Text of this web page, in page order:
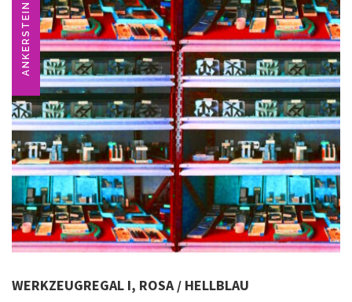
ANKERSTEIN
WERKZEUGREGAL I, ROSA / HELLBLAU